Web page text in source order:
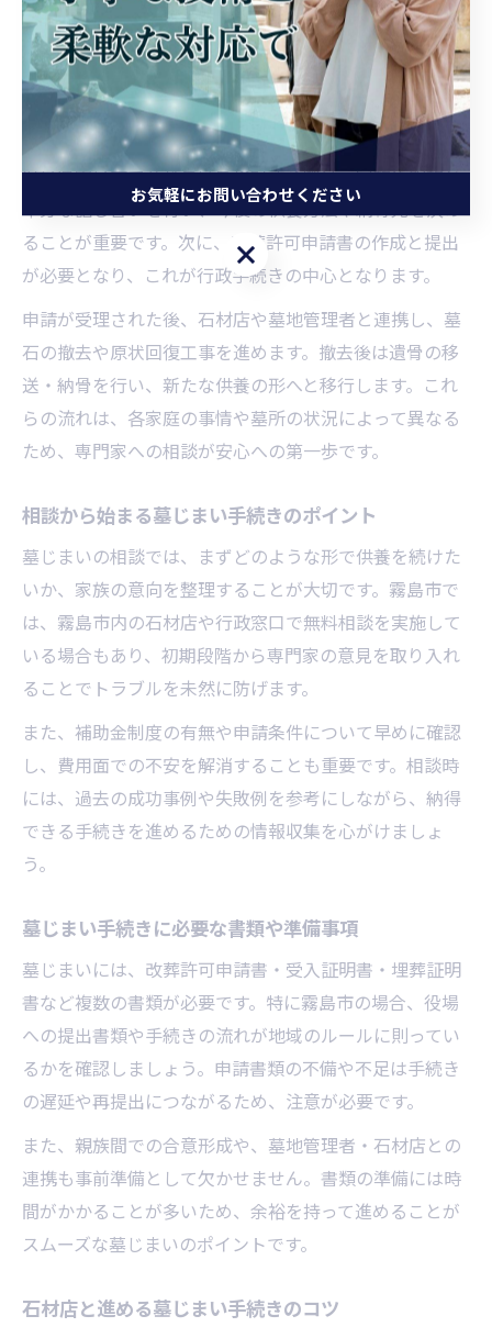
れを解説
墓じまい手続きの基本ステップと流れ
墓じまいは、まず現状の墓所の確認から始まります。鹿
児島県霧島市で墓じまいを検討する際は、家族や親族と
十分な話し合いを行い、今後の供養方法や納骨先を決め
ることが重要です。次に、改葬許可申請書の作成と提出
が必要となり、これが行政手続きの中心となります。
申請が受理された後、石材店や墓地管理者と連携し、墓
石の撤去や原状回復工事を進めます。撤去後は遺骨の移
送・納骨を行い、新たな供養の形へと移行します。これ
らの流れは、各家庭の事情や墓所の状況によって異なる
ため、専門家への相談が安心への第一歩です。
相談から始まる墓じまい手続きのポイント
墓じまいの相談では、まずどのような形で供養を続けた
いか、家族の意向を整理することが大切です。霧島市で
は、霧島市内の石材店や行政窓口で無料相談を実施して
いる場合もあり、初期段階から専門家の意見を取り入れ
ることでトラブルを未然に防げます。
また、補助金制度の有無や申請条件について早めに確認
し、費用面での不安を解消することも重要です。相談時
には、過去の成功事例や失敗例を参考にしながら、納得
できる手続きを進めるための情報収集を心がけましょ
う。
墓じまい手続きに必要な書類や準備事項
墓じまいには、改葬許可申請書・受入証明書・埋葬証明
書など複数の書類が必要です。特に霧島市の場合、役場
への提出書類や手続きの流れが地域のルールに則ってい
るかを確認しましょう。申請書類の不備や不足は手続き
の遅延や再提出につながるため、注意が必要です。
また、親族間での合意形成や、墓地管理者・石材店との
連携も事前準備として欠かせません。書類の準備には時
間がかかることが多いため、余裕を持って進めることが
スムーズな墓じまいのポイントです。
石材店と進める墓じまい手続きのコツ
お気軽にお問い合わせください
お気軽にお問い合わせください